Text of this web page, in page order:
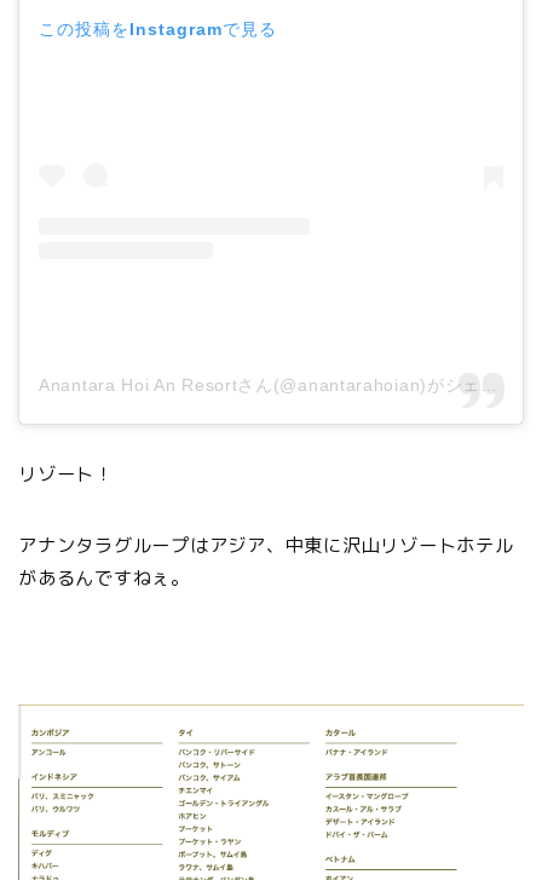
この投稿をInstagramで見る
リゾート！
アナンタラグループはアジア、中東に沢山リゾートホテル
があるんですねぇ。